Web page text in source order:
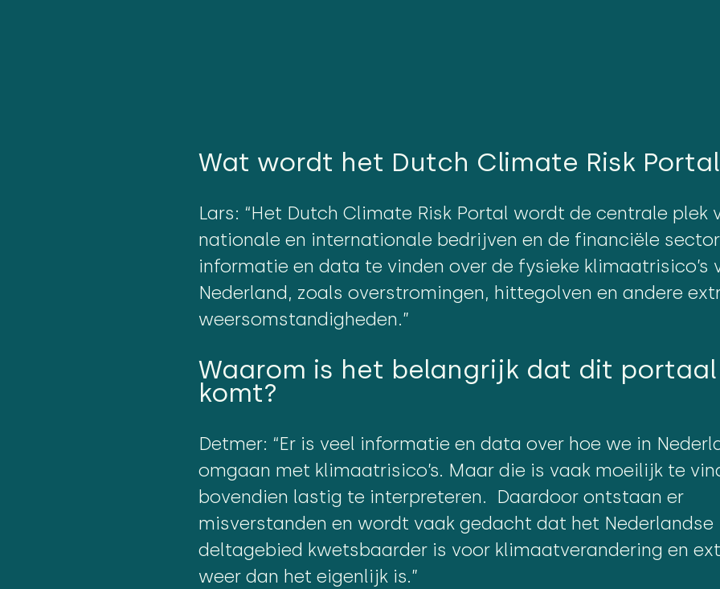
Wat wordt het Dutch Climate Risk
Lars: “Het Dutch Climate Risk Portal wordt de centrale plek
nationale en internationale bedrijven en de financiële
informatie en data te vinden over de fysieke klimaatrisico’s
Nederland, zoals overstromingen, hittegolven en andere
weersomstandigheden.”
Waarom is het belangrijk dat dit
komt?
Detmer: “Er is veel informatie en data over hoe we in
omgaan met klimaatrisico’s. Maar die is vaak moeilijk te
bovendien lastig te interpreteren. Daardoor ontstaan er
misverstanden en wordt vaak gedacht dat het Nederlandse
deltagebied kwetsbaarder is voor klimaatverandering en
weer dan het eigenlijk is.”